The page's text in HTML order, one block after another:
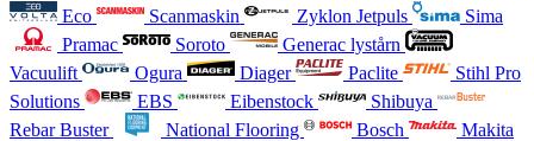
Eco
Scanmaskin Zyklon Jetpuls
Sima
Pramac
Soroto
Generac lystårn
Vacuulift
Ogura Diager Paclite
Stihl Pro
Solutions
EBS Eibenstock
Shibuya
Rebar Buster
National Flooring Bosch
Makita